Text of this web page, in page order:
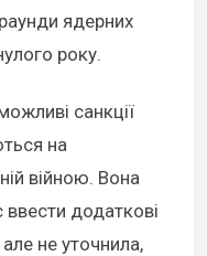
ядерних
року.
санкції
на
війною. Вона
додаткові
не уточнила,